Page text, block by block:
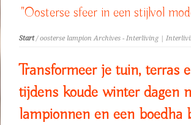
"Oosterse sfeer in een stijlvol
Start/ oosterse lampion Archives - Interliving |
Transformeer je tuin, terras
tijdens koude winter dagen
lampionnen en een boedha